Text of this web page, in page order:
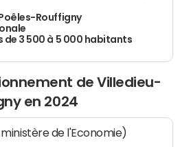
Rouffigny
de 3 500 à 5 000 habitants
de Villedieu-
en 2024
de l'Economie)